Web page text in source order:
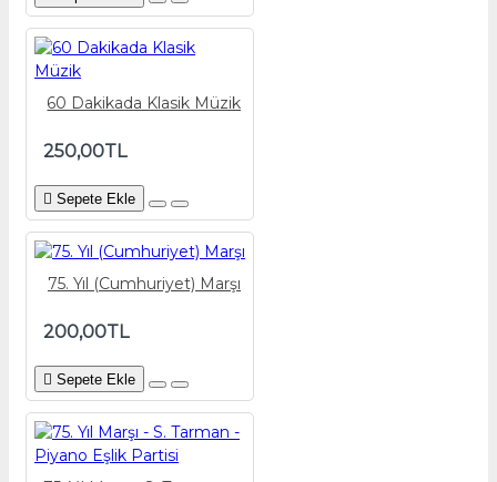
60 Dakikada Klasik Müzik
250,00TL
Sepete Ekle
75. Yıl (Cumhuriyet) Marşı
200,00TL
Sepete Ekle